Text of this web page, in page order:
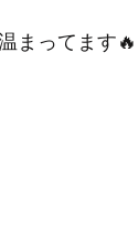
まってます🔥